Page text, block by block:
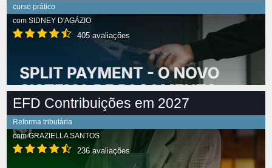
curso prático
com SIDNEY D'AGÁZIO
405 avaliações
EFD Contribuições em 2027
Reforma tributária
comGRAZIELLA SANTOS
236 avaliações